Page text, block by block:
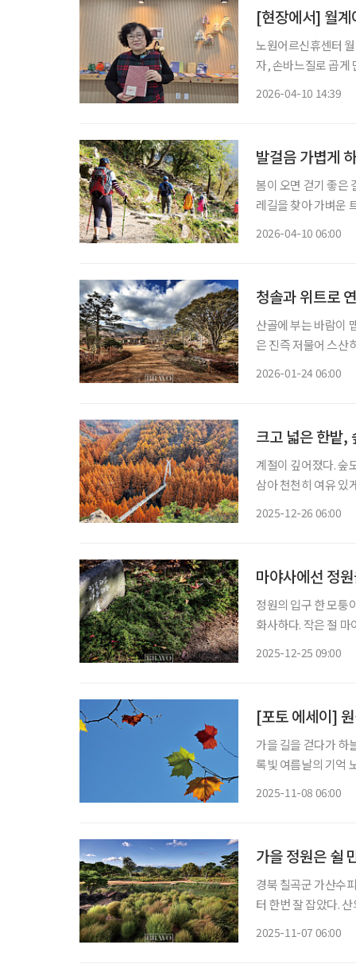
노원어르신휴센터
자, 손바느질로 곱게
2026-04-10 14:39
발걸음 가볍게
봄이 오면 걷기 좋은
레길을 찾아 가벼운
2026-04-10 06:00
청솔과 위트로
산골에 부는 바람이
은 진즉 저물어 스산
2026-01-24 06:00
크고 넓은 한밭,
계절이 깊어졌다. 숲
삼아 천천히 여유 있
2025-12-26 06:00
마야사에선 정
정원의 입구 한 모퉁
화사하다. 작은 절
2025-12-25 09:00
[포토 에세이]
가을 길을 걷다가 하늘을 본다 티
록빛 여름날의 기억 노란 햇살의 속삭임 붉은 가을의 숨결 햇살은 가을빛으로 잎을 감싸고 바
2025-11-08 06:00
가을 정원은 쉴
경북 칠곡군 가산수
터 한번 잘 잡았다.
2025-11-07 06:00